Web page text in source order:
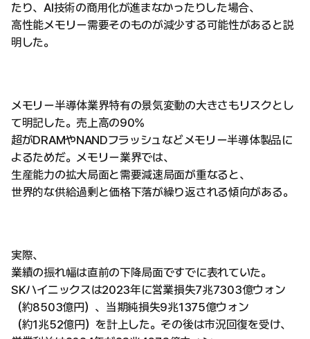
たり、AI技術の商用化が進まなかったりした場合、
高性能メモリー需要そのものが減少する可能性があると説
明した。
メモリー半導体業界特有の景気変動の大きさもリスクとし
て明記した。売上高の90%
超がDRAMやNANDフラッシュなどメモリー半導体製品に
よるためだ。メモリー業界では、
生産能力の拡大局面と需要減速局面が重なると、
世界的な供給過剰と価格下落が繰り返される傾向がある。
実際、
業績の振れ幅は直前の下降局面ですでに表れていた。
SKハイニックスは2023年に営業損失7兆7303億ウォン
（約8503億円）、当期純損失9兆1375億ウォン
（約1兆52億円）を計上した。その後は市況回復を受け、